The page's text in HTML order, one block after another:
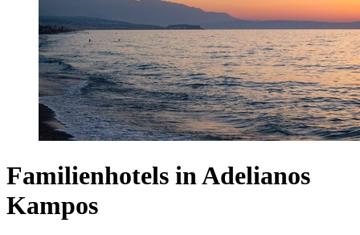
Familienhotels in Adelianos
Kampos